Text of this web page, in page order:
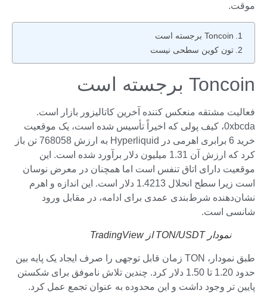
موقت.
Toncoin برجسته است
تون کوین سطحی نیست
Toncoin برجسته است
فعالیت مشتقه منعکس کننده آخرین کاتالیزور بازار است.
0xbcda، کیف پولی که اخیراً تأسیس شده است، یک موقعیت
خرید 6 برابری اهرمی در Hyperliquid به ارزش 768058 تن باز
کرد که ارزش آن 1.31 میلیون دلار برآورد شده است. این
موقعیت دارای اتاق تنفس است اما همچنان در معرض نوسان
است زیرا سطح انحلال 1.4213 دلار است. این اندازه و اهرم
نشان‌دهنده شرط‌بندی عمدی برای ادامه، در مقابل ورود
شانسی است.
نمودار TON/USDT از TradingView
طبق نمودار، TON زمان قابل توجهی را صرف ایجاد یک پایه بین
حدود 1.20 تا 1.50 دلار کرد. چندین تلاش ناموفق برای شکستن
پایین تر وجود داشت و این محدوده به عنوان تجمع عمل کرد.